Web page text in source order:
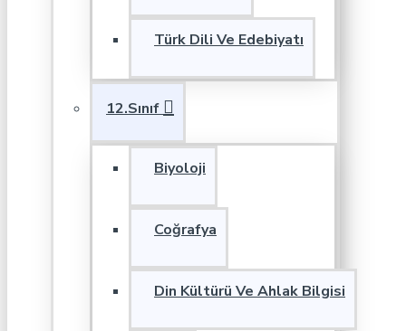
Türk Dili Ve Edebiyatı
12.Sınıf
Biyoloji
Coğrafya
Din Kültürü Ve Ahlak Bilgisi